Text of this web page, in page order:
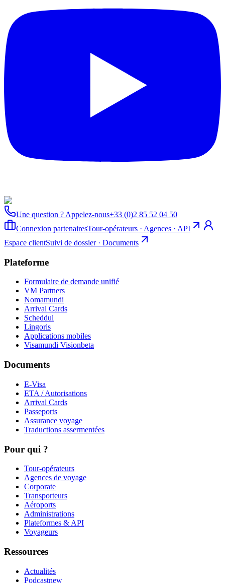
Une question ? Appelez-nous+33 (0)2 85 52 04 50
Connexion partenairesTour-opérateurs · Agences · API
Espace clientSuivi de dossier · Documents
Plateforme
Formulaire de demande unifié
VM Partners
Nomamundi
Arrival Cards
Scheddul
Lingoris
Applications mobiles
Visamundi Visionbeta
Documents
E-Visa
ETA / Autorisations
Arrival Cards
Passeports
Assurance voyage
Traductions assermentées
Pour qui ?
Tour-opérateurs
Agences de voyage
Corporate
Transporteurs
Aéroports
Administrations
Plateformes & API
Voyageurs
Ressources
Actualités
Podcastnew